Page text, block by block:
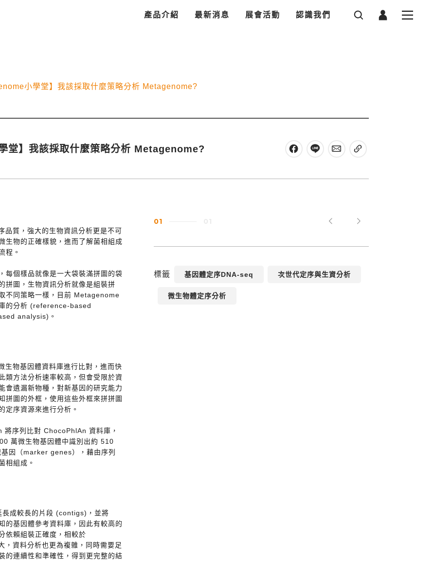
產品介紹 最新消息 展會活動 認識我們
小學堂】我該採取什麼策略分析 Metagenome?
堂】我該採取什麼策略分析 Metagenome?
質，強大的生物資訊分析更是不可
生物的正確樣貌，進而了解菌相組成
程。
每個樣品就像是一大袋裝滿拼圖的袋
拼圖，生物資訊分析就像是組裝拼
不同策略一樣，目前 Metagenome
的分析 (reference-based
analysis)。
物基因體資料庫進行比對，進而快
類方法分析速率較高，但會受限於資
會遺漏新物種，對新基因的研究能力
拼圖的外框，使用這些外框來拼拼圖
定序資源來進行分析。
序列比對 ChocoPhlAn 資料庫，
萬微生物基因體中識別出約 510
因（marker genes），藉由序列
相組成。
成較⻑的片段 (contigs)，並將
基因體參考資料庫，因此有較高的
依賴組裝正確度，相較於
資料分析也更為複雜，同時需要足
的連續性和準確性，得到更完整的結
01
標籤 基因體定序DNA-seq 次世代定序與生資分析
微生物體定序分析